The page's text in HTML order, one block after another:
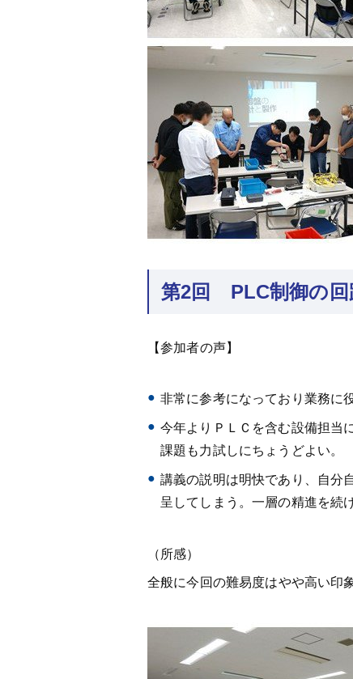
第2回 PLC制御の回
【参加者の声】
非常に参考になっており業務に
今年よりＰＬＣを含む設備担当
課題も力試しにちょうどよい。
講義の説明は明快であり、自分
呈してしまう。一層の精進を続
（所感）
全般に今回の難易度はやや高い印